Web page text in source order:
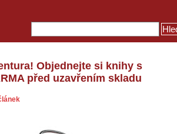
Objednejte si knihy s
před uzavřením skladu